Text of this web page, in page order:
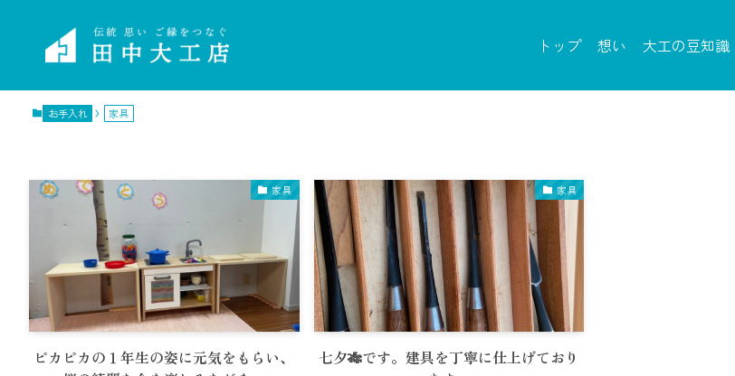
トップ 想い 大工の豆知識
お手入れ 家具
家具
ピカピカの１年生の姿に元気をもらい、
家具
七夕🎋です。建具を丁寧に仕上げており